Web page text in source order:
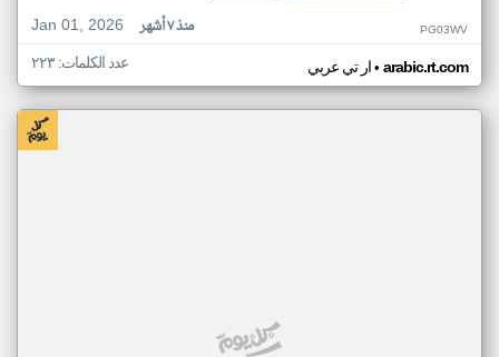
Jan 01, 2026
منذ ٧ أشهر PG03WV
ار تي عربي• arabic.rt.com عدد الكلمات: ٢٢٣